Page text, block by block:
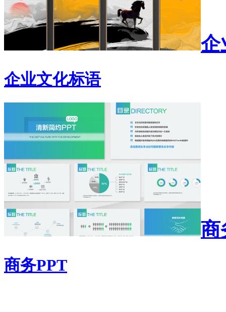
企
企业文化标语
商
商务PPT